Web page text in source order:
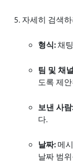
자세히 검색
형식:채
팀 및 채
도록 제
보낸 사람:
다.
날짜:메
날짜 범